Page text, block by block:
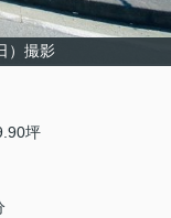
）撮影
坪